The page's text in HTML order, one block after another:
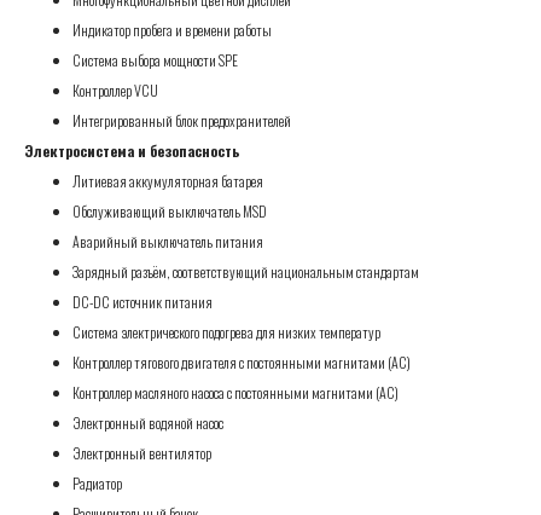
Индикатор пробега и времени работы
Система выбора мощности SPE
Контроллер VCU
Интегрированный блок предохранителей
Электросистема и безопасность
Литиевая аккумуляторная батарея
Обслуживающий выключатель MSD
Аварийный выключатель питания
Зарядный разъём, соответствующий национальным стандартам
DC-DC источник питания
Система электрического подогрева для низких температур
Контроллер тягового двигателя с постоянными магнитами (AC)
Контроллер масляного насоса с постоянными магнитами (AC)
Электронный водяной насос
Электронный вентилятор
Радиатор